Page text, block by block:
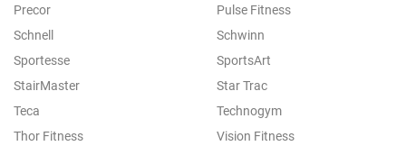
Precor
Pulse Fitness
Schnell
Schwinn
Sportesse
SportsArt
StairMaster
Star Trac
Teca
Technogym
Thor Fitness
Vision Fitness